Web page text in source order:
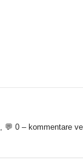
💬 0 – kommentare